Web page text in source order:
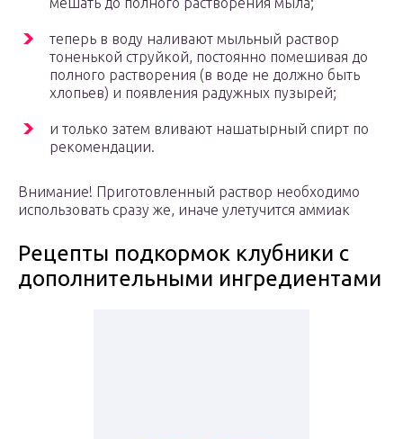
теперь в воду наливают мыльный раствор
тоненькой струйкой, постоянно помешивая до
полного растворения (в воде не должно быть
хлопьев) и появления радужных пузырей;
и только затем вливают нашатырный спирт по
рекомендации.
Внимание! Приготовленный раствор необходимо
использовать сразу же, иначе улетучится аммиак
Рецепты подкормок клубники с
дополнительными ингредиентами